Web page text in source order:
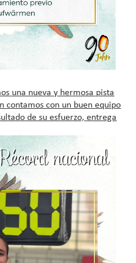
una nueva y hermosa pista
con un buen equipo
de su esfuerzo, entrega